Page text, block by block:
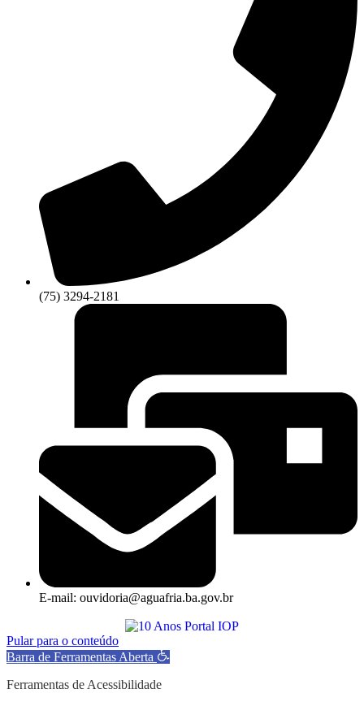
(75) 3294-2181
E-mail: ouvidoria@aguafria.ba.gov.br
Pular para o conteúdo
Barra de Ferramentas Aberta
Ferramentas de Acessibilidade